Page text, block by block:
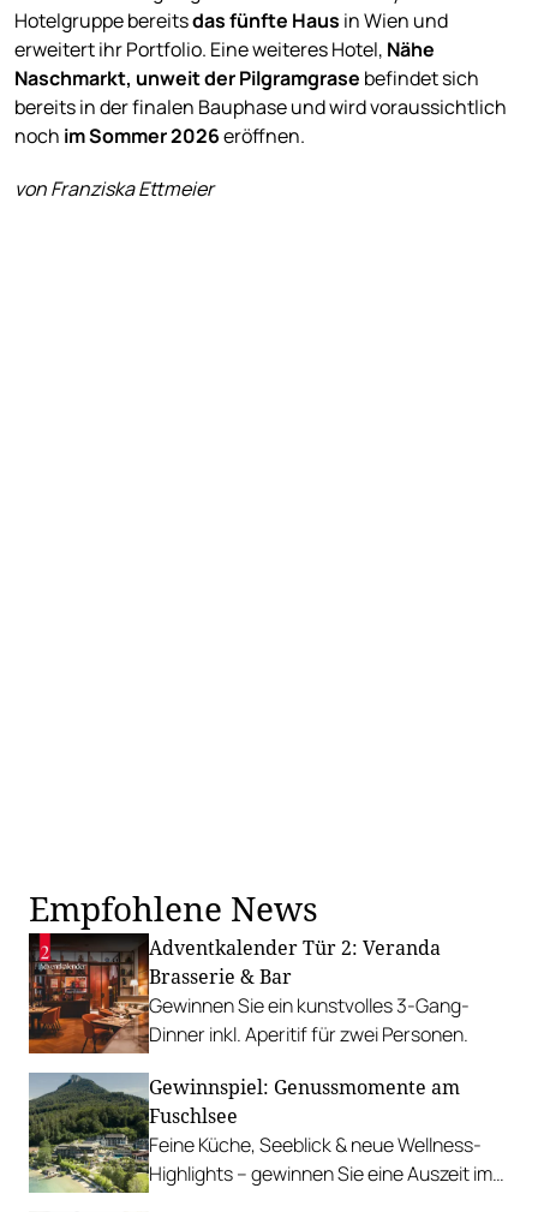
Hotelgruppe bereitsdas fünfte Haus in Wien und
erweitert ihr Portfolio. Eine weiteres Hotel, Nähe
Naschmarkt, unweit der Pilgramgrase befindet sich
bereits in der finalen Bauphase und wird voraussichtlich
noch im Sommer 2026eröffnen.
von Franziska Ettmeier
Empfohlene News
Adventkalender Tür 2: Veranda
Brasserie & Bar
Gewinnen Sie ein kunstvolles 3-Gang-
Dinner inkl. Aperitif für zwei Personen.
Gewinnspiel: Genussmomente am
Fuschlsee
Feine Küche, Seeblick & neue Wellness-
Highlights – gewinnen Sie eine Auszeit im